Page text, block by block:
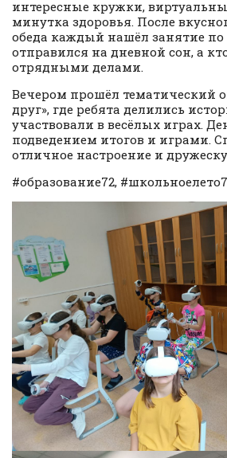
интересные кружки,
минутка здоровья. После
обеда каждый нашёл занятие по
отправился на дневной сон, а
отрядными делами.
Вечером прошёл тематический
друг», где ребята делились
участвовали в весёлых играх.
подведением итогов и играми.
отличное настроение и
#образование72,